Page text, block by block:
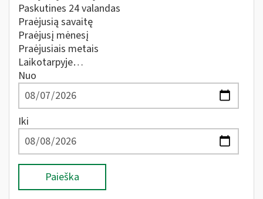
Paskutines 24 valandas
Praėjusią savaitę
Praėjusį mėnesį
Praėjusiais metais
Laikotarpyje…
Nuo
Iki
Paieška